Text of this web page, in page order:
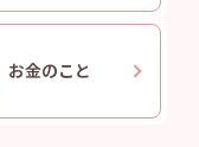
お金のこと